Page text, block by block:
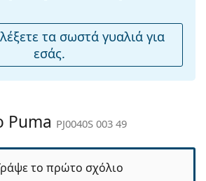
Ναι
Ναι
τα σωστά γυαλιά για
εσάς.
Puma PJ0040S 003 49
το πρώτο σχόλιο